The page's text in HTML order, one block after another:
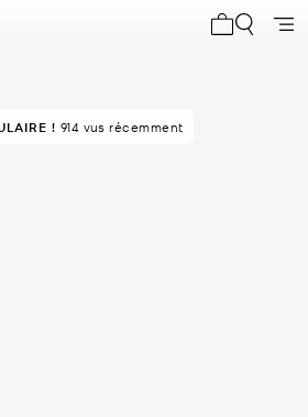
DEMANDE !44 vendus
! 914 vus récemment